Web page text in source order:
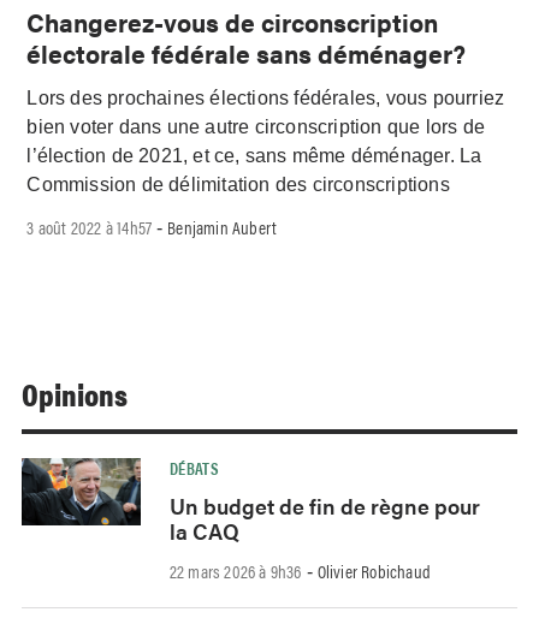
Changerez-vous de circonscription
électorale fédérale sans déménager?
Lors des prochaines élections fédérales, vous pourriez
bien voter dans une autre circonscription que lors de
l’élection de 2021, et ce, sans même déménager. La
Commission de délimitation des circonscriptions
3 août 2022 à 14h57 - Benjamin Aubert
Opinions
DÉBATS
Un budget de fin de règne pour
la CAQ
22 mars 2026 à 9h36 - Olivier Robichaud